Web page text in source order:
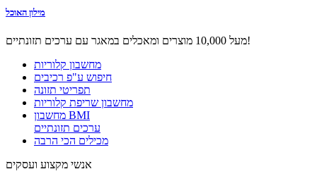
מילון האוכל
מעל 10,000 מוצרים ומאכלים במאגר עם ערכים תזונתיים!
מחשבון קלוריות
חיפוש ע"פ רכיבים
תפריטי תזונה
מחשבון שריפת קלוריות
מחשבון BMI
ערכים תזונתיים
מכילים הכי הרבה
אנשי מקצוע ועסקים